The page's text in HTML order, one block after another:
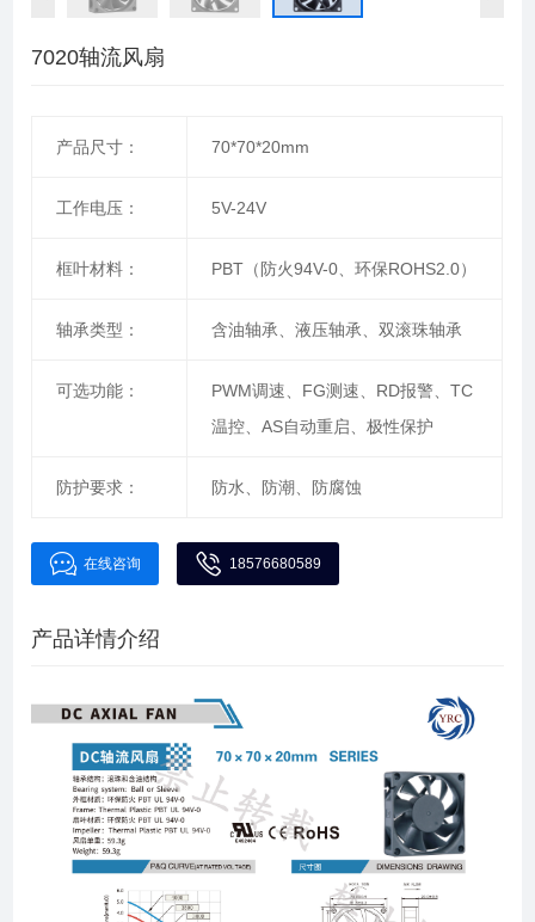
7020轴流风扇
产品尺寸： 70*70*20mm
工作电压： 5V-24V
框叶材料： PBT（防火94V-0、环保ROHS2.0）
轴承类型： 含油轴承、液压轴承、双滚珠轴承
可选功能：
PWM调速、FG测速、RD报警、TC
温控、AS自动重启、极性保护
防护要求： 防水、防潮、防腐蚀
在线咨询 18576680589
产品详情介绍